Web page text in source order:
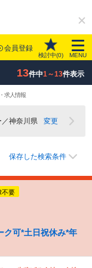
会員登録
検討中(0) MENU
13件中1～13件表示
求人情報
神奈川県 変更
保存した検索条件
不要
ク可*土日祝休み*年